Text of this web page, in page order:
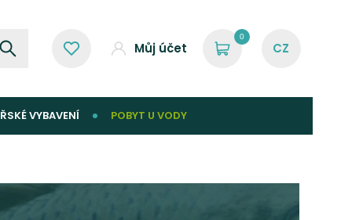
Můj účet
0
VYBAVENÍ POBYT U VODY